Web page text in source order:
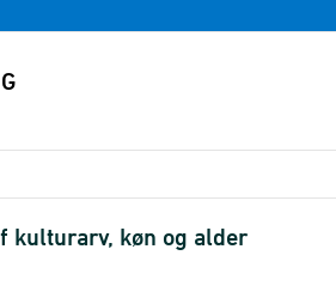
kulturarv, køn og alder